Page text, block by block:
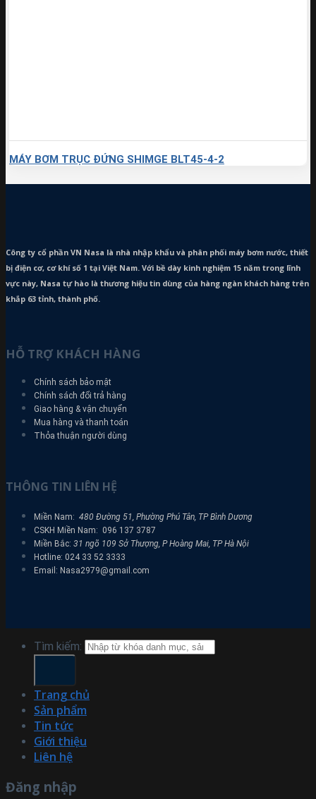
MÁY BƠM TRỤC ĐỨNG SHIMGE BLT45-4-2
Công ty cổ phần VN Nasa là nhà nhập khẩu và phân phối máy bơm nước, thiết
bị điện cơ, cơ khí số 1 tại Việt Nam. Với bề dày kinh nghiệm 15 năm trong lĩnh
vực này, Nasa tự hào là thương hiệu tin dùng của hàng ngàn khách hàng trên
khắp 63 tỉnh, thành phố.
HỖ TRỢ KHÁCH HÀNG
Chính sách bảo mật
Chính sách đổi trả hàng
Giao hàng & vận chuyển
Mua hàng và thanh toán
Thỏa thuận người dùng
THÔNG TIN LIÊN HỆ
Miền Nam: 480 Đường 51, Phường Phú Tân, TP Bình Dương
CSKH Miền Nam: 096 137 3787
Miền Bắc: 31 ngõ 109 Sở Thượng, P Hoàng Mai, TP Hà Nội
Hotline: 024 33 52 3333
Email: Nasa2979@gmail.com
Tìm kiếm:
Trang chủ
Sản phẩm
Tin tức
Giới thiệu
Liên hệ
Đăng nhập